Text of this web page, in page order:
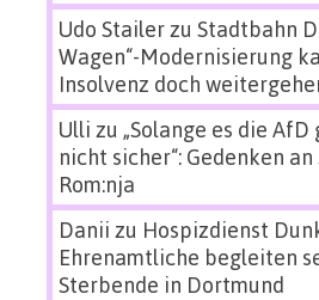
Udo Stailerzu Stadtbahn
Wagen“-Modernisierung
Insolvenz doch
Ulli zu „Solange es die
nicht sicher“: Gedenken
Rom:nja
Danii zu Hospizdienst
Ehrenamtliche begleiten
Sterbende in Dortmund